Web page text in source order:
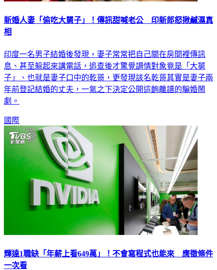
新婚人妻「偷吃大舅子」！傳訊甜喊老公 印新郎怒揪鹹濕真
相
印度一名男子結婚後發現，妻子常常把自己關在房間裡傳訊
息、甚至躲起來講電話，追查後才驚覺調情對象竟是「大舅
子」、也就是妻子口中的乾哥，更發現該名乾哥其實是妻子兩
年前登記結婚的丈夫，一氣之下決定公開這齣離譜的騙婚鬧
劇。
國際
輝達1職缺「年薪上看649萬」！不會寫程式也能來 應徵條件
一次看